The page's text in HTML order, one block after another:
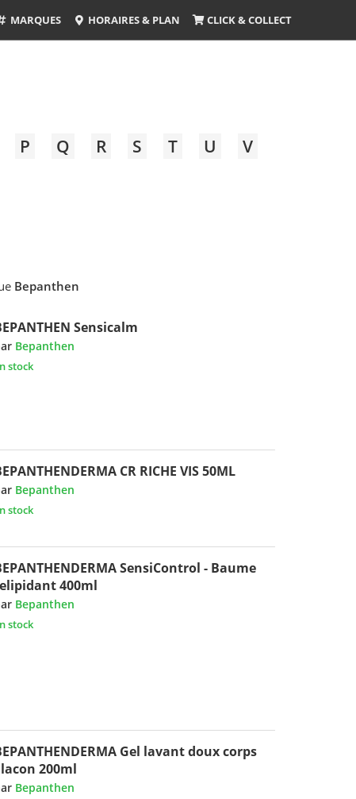
MARQUES HORAIRES & PLAN CLICK & COLLECT
P Q R S T U
V
Bepanthen
Sensicalm
Bepanthen
stock
CR RICHE VIS 50ML
Bepanthen
stock
SensiControl - Baume
400ml
Bepanthen
stock
Gel lavant doux corps
200ml
Bepanthen